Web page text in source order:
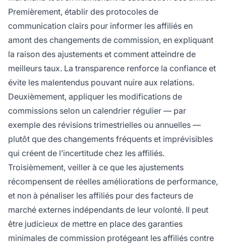
Premièrement, établir des protocoles de
communication clairs pour informer les affiliés en
amont des changements de commission, en expliquant
la raison des ajustements et comment atteindre de
meilleurs taux. La transparence renforce la confiance et
évite les malentendus pouvant nuire aux relations.
Deuxièmement, appliquer les modifications de
commissions selon un calendrier régulier — par
exemple des révisions trimestrielles ou annuelles —
plutôt que des changements fréquents et imprévisibles
qui créent de l’incertitude chez les affiliés.
Troisièmement, veiller à ce que les ajustements
récompensent de réelles améliorations de performance,
et non à pénaliser les affiliés pour des facteurs de
marché externes indépendants de leur volonté. Il peut
être judicieux de mettre en place des garanties
minimales de commission protégeant les affiliés contre